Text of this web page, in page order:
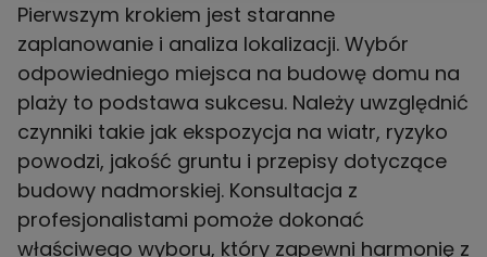
Pierwszym krokiem jest staranne
zaplanowanie i analiza lokalizacji. Wybór
odpowiedniego miejsca na budowę domu na
plaży to podstawa sukcesu. Należy uwzględnić
czynniki takie jak ekspozycja na wiatr, ryzyko
powodzi, jakość gruntu i przepisy dotyczące
budowy nadmorskiej. Konsultacja z
profesjonalistami pomoże dokonać
właściwego wyboru, który zapewni harmonię z